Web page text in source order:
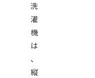
洗
濯
機
は
、
縦